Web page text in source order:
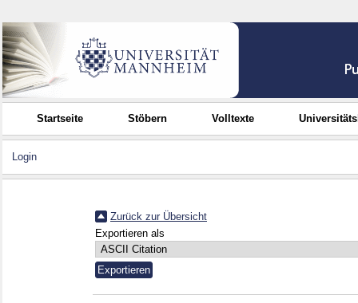
Startseite Stöbern Volltexte
Login
Zurück zur Übersicht
Exportieren als